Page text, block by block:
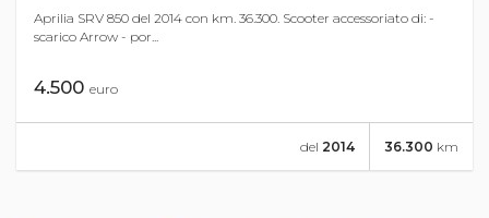
Aprilia SRV 850 del 2014 con km. 36.300. Scooter accessoriato di: -
scarico Arrow - por...
4.500 euro
36.300 km
del 2014